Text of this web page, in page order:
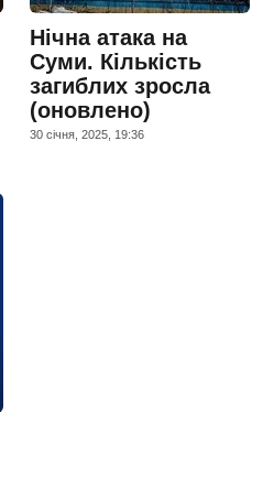
Нічна атака на
Суми. Кількість
загиблих зросла
(оновлено)
30 сiчня, 2025, 19:36